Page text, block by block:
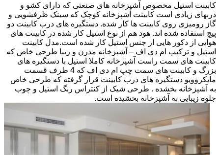
کابینت استیل مخصوص آشپزخانه های صنعتی که دارای کشو و
دربهای زیادی است کابینت آشپزخانه کوچک که سینک ظرفشویی و
گاز رومیزی روی کابینت ها کار شده. دستگیره های درب کابینت دو
پیچ استفاده شده اند. هود هم از نوع استیل کار شده در کابینت های
هوایی از دکور هایی از جنس استیل کار شده است.مدل کابینت
استیل و ترکیب ام دی اف – آشپزخانه مدرن و زیبا طرحی خاص که
کابینت های سمت راست آشپزخانه کاملا استیل با دستگیره های
بزرگ و کابینت های سمت چپ ام دی اف که 4 طرف قسمت
مایکروویو دستگیره های درب کابینت قرار گرفته که طرحی خاص
به آشپزخانه بخشده . طرحی شیک از کنتراس رنگ استیل و چوب
جلوه زیبایی به آشپزخانه بخشیده است.